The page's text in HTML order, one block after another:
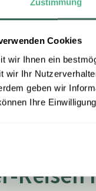
Cookies
wir Ihnen ein
wir Ihr
geben wir
Ihre
Reisen